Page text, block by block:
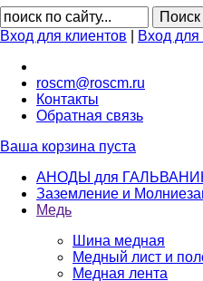
Вход для клиентов Вход для
roscm@roscm.ru
Контакты
Обратная связь
Ваша корзина пуста
АНОДЫ для
Заземление и
Медь
Шина медная
Медный лист и
Медная лента